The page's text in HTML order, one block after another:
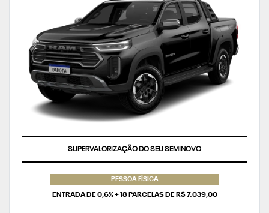
TAXA ZERO
PESSOA FÍSICA
ENTRADA DE 0,6% + 18 PARCELAS DE R$ 7.039,00